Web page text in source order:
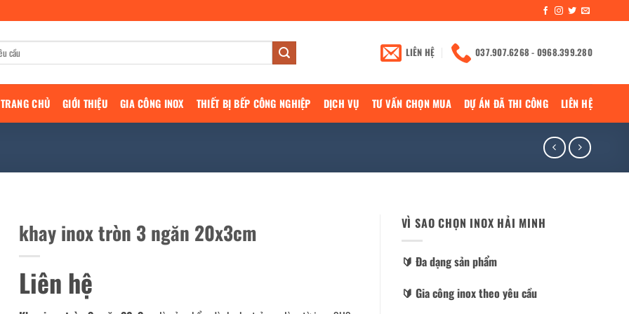
LIÊN HỆ 037.907.6268 - 0968.399.280
TRANG CHỦ GIỚI THIỆU GIA CÔNG INOX THIẾT BỊ BẾP CÔNG NGHIỆP DỊCH VỤ TƯ VẤN CHỌN MUA DỰ ÁN ĐÃ THI CÔNG LIÊN HỆ
khay inox tròn 3 ngăn 20x3cm
Liên hệ
VÌ SAO CHỌN INOX HẢI MINH
🔰️ Đa dạng sản phẩm
🔰️ Gia công inox theo yêu cầu